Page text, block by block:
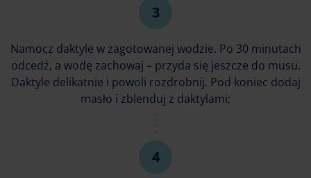
Namocz daktyle w zagotowanej wodzie. Po 30 minutach
odcedź, a wodę zachowaj – przyda się jeszcze do musu.
Daktyle delikatnie i powoli rozdrobnij. Pod koniec dodaj
masło i zblenduj z daktylami;